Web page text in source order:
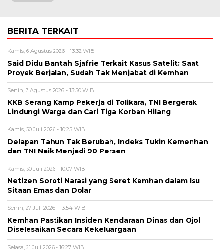
BERITA TERKAIT
Kamis, 6 Agustus 2026 - 13:32 WIB
Said Didu Bantah Sjafrie Terkait Kasus Satelit: Saat
Proyek Berjalan, Sudah Tak Menjabat di Kemhan
Senin, 3 Agustus 2026 - 13:50 WIB
KKB Serang Kamp Pekerja di Tolikara, TNI Bergerak
Lindungi Warga dan Cari Tiga Korban Hilang
Kamis, 30 Juli 2026 - 10:25 WIB
Delapan Tahun Tak Berubah, Indeks Tukin Kemenhan
dan TNI Naik Menjadi 90 Persen
Kamis, 30 Juli 2026 - 10:07 WIB
Netizen Soroti Narasi yang Seret Kemhan dalam Isu
Sitaan Emas dan Dolar
Senin, 27 Juli 2026 - 13:54 WIB
Kemhan Pastikan Insiden Kendaraan Dinas dan Ojol
Diselesaikan Secara Kekeluargaan
Selasa, 21 Juli 2026 - 16:27 WIB